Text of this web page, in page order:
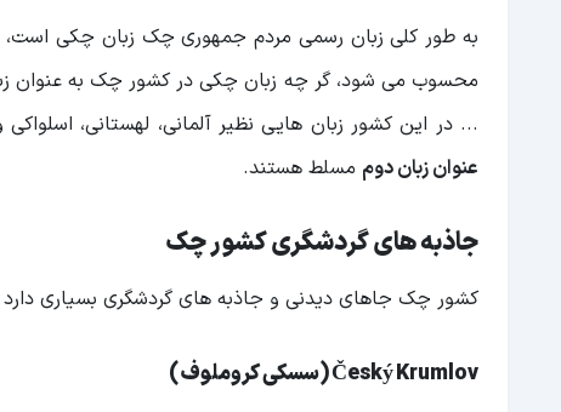
به طور کلی زبان رسمی مردم جمهوری چک زبان چکی
محسوب می شود، گر چه زبان چکی در کشور چک به عنوان
... در این کشور زبان هایی نظیر آلمانی، لهستانی،
عنوان زبان دوم مسلط هستند.
جاذبه های گردشگری کشور چک
کشور چک جاهای دیدنی و جاذبه های گردشگری بسیاری دارد
Český Krumlov (سسکی کروملوف)